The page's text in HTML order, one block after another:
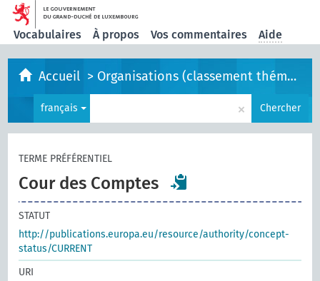
Vocabulaires À propos Vos commentaires Aide
Accueil > Organisations (classement thématique)
français × Chercher
TERME PRÉFÉRENTIEL
Cour des Comptes
STATUT
http://publications.europa.eu/resource/authority/concept-
status/CURRENT
URI